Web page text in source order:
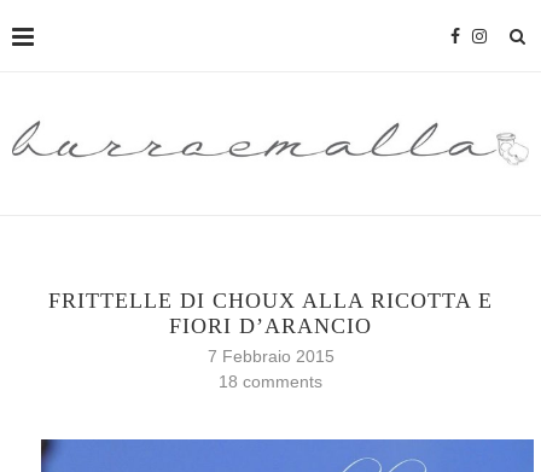
FRITTELLE DI CHOUX ALLA RICOTTA E
FIORI D’ARANCIO
7 Febbraio 2015
18 comments